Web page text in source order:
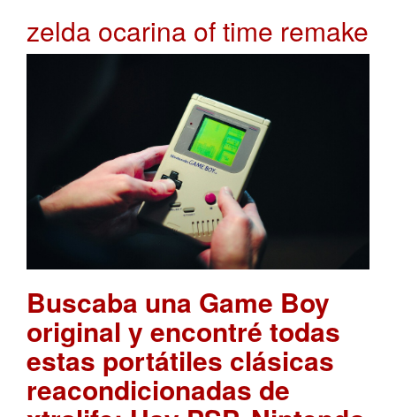
zelda ocarina of time remake
Buscaba una Game Boy
original y encontré todas
estas portátiles clásicas
reacondicionadas de